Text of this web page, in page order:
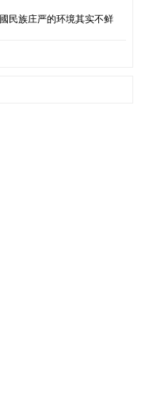
民族庄严的环境其实不鲜